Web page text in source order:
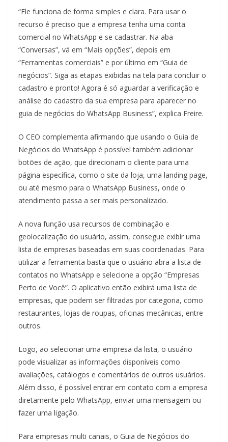
“Ele funciona de forma simples e clara. Para usar o
recurso é preciso que a empresa tenha uma conta
comercial no WhatsApp e se cadastrar. Na aba
“Conversas”, vá em “Mais opções”, depois em
“Ferramentas comerciais” e por último em “Guia de
negócios”. Siga as etapas exibidas na tela para concluir o
cadastro e pronto! Agora é só aguardar a verificação e
análise do cadastro da sua empresa para aparecer no
guia de negócios do WhatsApp Business”, explica Freire.
O CEO complementa afirmando que usando o Guia de
Negócios do WhatsApp é possível também adicionar
botões de ação, que direcionam o cliente para uma
página específica, como o site da loja, uma landing page,
ou até mesmo para o WhatsApp Business, onde o
atendimento passa a ser mais personalizado.
A nova função usa recursos de combinação e
geolocalização do usuário, assim, consegue exibir uma
lista de empresas baseadas em suas coordenadas. Para
utilizar a ferramenta basta que o usuário abra a lista de
contatos no WhatsApp e selecione a opção “Empresas
Perto de Você”. O aplicativo então exibirá uma lista de
empresas, que podem ser filtradas por categoria, como
restaurantes, lojas de roupas, oficinas mecânicas, entre
outros.
Logo, ao selecionar uma empresa da lista, o usuário
pode visualizar as informações disponíveis como
avaliações, catálogos e comentários de outros usuários.
Além disso, é possível entrar em contato com a empresa
diretamente pelo WhatsApp, enviar uma mensagem ou
fazer uma ligação.
Para empresas multi canais, o Guia de Negócios do